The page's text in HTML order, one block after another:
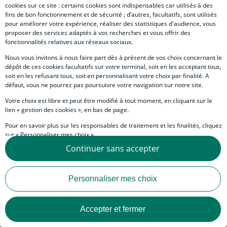
My alerts
Subtext
Personalize my content and recieve alerts by e-mail
Manage preferences link
Configure my preferences
Social network - Internet
Pied de page -
Legal
Personal data
Cookies
cookies sur ce site : certains cookies sont indispensables car utilisés à des
fins de bon fonctionnement et de sécurité ; d’autres, facultatifs, sont utilisés
pour améliorer votre expérience, réaliser des statistiques d'audience, vous
proposer des services adaptés à vos recherches et vous offrir des
fonctionnalités relatives aux réseaux sociaux.
Nous vous invitons à nous faire part dès à présent de vos choix concernant le
dépôt de ces cookies facultatifs sur votre terminal, soit en les acceptant tous,
soit en les refusant tous, soit en personnalisant votre choix par finalité. A
défaut, vous ne pourrez pas poursuivre votre navigation sur notre site.
Votre choix est libre et peut être modifié à tout moment, en cliquant sur le
lien « gestion des cookies », en bas de page.
Pour en savoir plus sur les responsables de traitement et les finalités, cliquez
sur « Personnaliser mes choix ».
Vous pouvez également consulter notre Politique de protection des données
personnelles en cliquant sur le lien « Protection des données personnelles »
en bas de page.
Continuer sans accepter
Personnaliser mes choix
Accepter et fermer